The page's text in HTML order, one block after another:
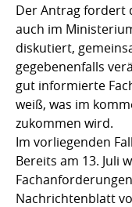
Der Antrag fordert
auch im
diskutiert,
gegebenenfalls
gut informierte
weiß, was im
zukommen wird.
Im vorliegenden
Bereits am 13. Juli
Nachrichtenblatt